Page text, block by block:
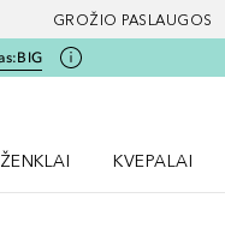
GROŽIO PASLAUGOS
BIG
puslapį
KVEPALAI